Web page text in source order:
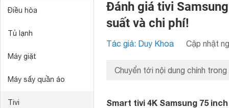
Điều hòa
Tủ lạnh
Máy giặt
Máy sấy quần áo
Tivi
Đánh giá tivi
suất và chi phí!
Tác giả: Duy Khoa Cập nhật
Chuyển tới nội dung chính trong
Smart tivi 4K Samsung 75